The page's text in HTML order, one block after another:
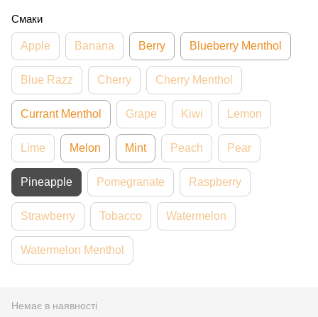
Смаки
Apple Banana Berry Blueberry Menthol
Blue Razz Cherry Cherry Menthol
Currant Menthol Grape Kiwi Lemon
Lime Melon Mint Peach Pear
Pineapple Pomegranate Raspberry
Strawberry Tobacco Watermelon
Watermelon Menthol
Немає в наявності